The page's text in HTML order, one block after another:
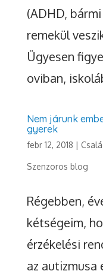
(ADHD,
remekül
Ügyesen
oviban,
Nem járunk
gyerek
febr 12, 2018 |
Szenzoros blog
Régebben,
kétségeim,
érzékelési
az autizmusa